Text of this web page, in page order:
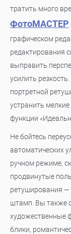
тратить много
ФотоМАСТЕР
графическом
редактирования
выправить
усилить
портретной
устранить
функции
Не бойтесь
автоматических
ручном режиме,
продвинутые
ретуширования —
штамп. Вы также
художественные
блики,